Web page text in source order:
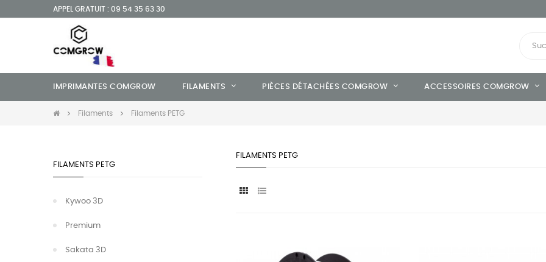
APPEL GRATUIT : 09 54 35 63 30
IMPRIMANTES COMGROW FILAMENTS PIÈCES DÉTACHÉES COMGROW ACCESSOIRES COMGROW
Filaments Filaments PETG
FILAMENTS PETG
Kywoo 3D
Premium
Sakata 3D
FILAMENTS PETG